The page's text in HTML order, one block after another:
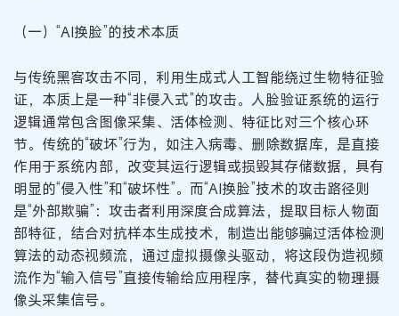
（一）“AI换脸”的技术本质
与传统黑客攻击不同，利用生成式人工智能绕过生物特征验
证，本质上是一种“非侵入式”的攻击。人脸验证系统的运行
逻辑通常包含图像采集、活体检测、特征比对三个核心环
节。传统的“破坏”行为，如注入病毒、删除数据库，是直接
作用于系统内部，改变其运行逻辑或损毁其存储数据，具有
明显的“侵入性”和“破坏性”。而“AI换脸”技术的攻击路径则
是“外部欺骗”：攻击者利用深度合成算法，提取目标人物面
部特征，结合对抗样本生成技术，制造出能够骗过活体检测
算法的动态视频流，通过虚拟摄像头驱动，将这段伪造视频
流作为“输入信号”直接传输给应用程序，替代真实的物理摄
像头采集信号。